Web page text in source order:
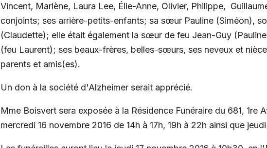
Vincent, Marlène, Laura Lee, Élie-Anne, Olivier, Philippe,
conjoints; ses arrière-petits-enfants; sa sœur Pauline (Siméon),
(Claudette); elle était également la sœur de feu Jean-Guy
(feu Laurent); ses beaux-frères, belles-sœurs, ses neveux et
parents et amis(es).
Un don à la société d'Alzheimer serait apprécié.
Mme Boisvert sera exposée à la Résidence Funéraire du 681, 1re
mercredi 16 novembre 2016 de 14h à 17h, 19h à 22h ainsi que